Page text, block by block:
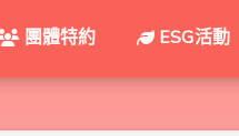
團體特約 ESG活動